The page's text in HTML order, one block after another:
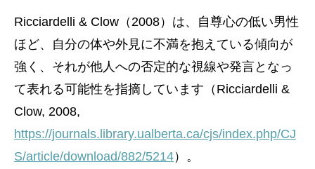
Ricciardelli & Clow（2008）は、自尊心の低い男性
ほど、自分の体や外見に不満を抱えている傾向が
強く、それが他人への否定的な視線や発言となっ
て表れる可能性を指摘しています（Ricciardelli &
Clow, 2008,
https://journals.library.ualberta.ca/cjs/index.php/CJ
S/article/download/882/5214）。